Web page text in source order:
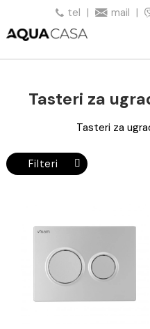
tel | mail
Tasteri za